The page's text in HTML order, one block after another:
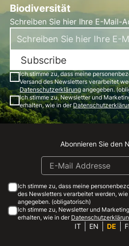
Biodiversität
Schreiben Sie hier Ihre E-Mail-
Subscribe
Ich stimme zu, dass meine
Versand des Newsletters verarbeitet
Datenschutzerklärungangegeben.
Ich stimme zu, Newsletter und
erhalten, wie in der
Abonnieren Sie den
Ich stimme zu, dass meine
des Newsletters verarbeitet werden,
angegeben. (obligatorisch)
Ich stimme zu, Newsletter und
erhalten, wie in der
IT EN DE